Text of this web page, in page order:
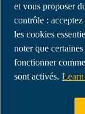
E-
2.0
et vous proposer
contrôle :
les cookies
noter que
fonctionner
sont activés.